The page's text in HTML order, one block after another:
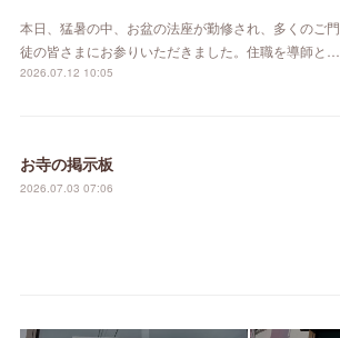
本日、猛暑の中、お盆の法座が勤修され、多くのご門
徒の皆さまにお参りいただきました。住職を導師と…
2026.07.12 10:05
お寺の掲示板
2026.07.03 07:06